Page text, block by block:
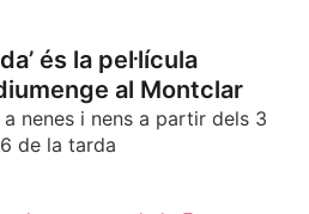
és la pel·lícula
al Montclar
nenes i nens a partir dels 3
de la tarda